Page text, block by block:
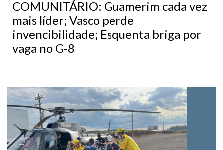
COMUNITÁRIO: Guamerim cada vez
mais líder; Vasco perde
invencibilidade; Esquenta briga por
vaga no G-8